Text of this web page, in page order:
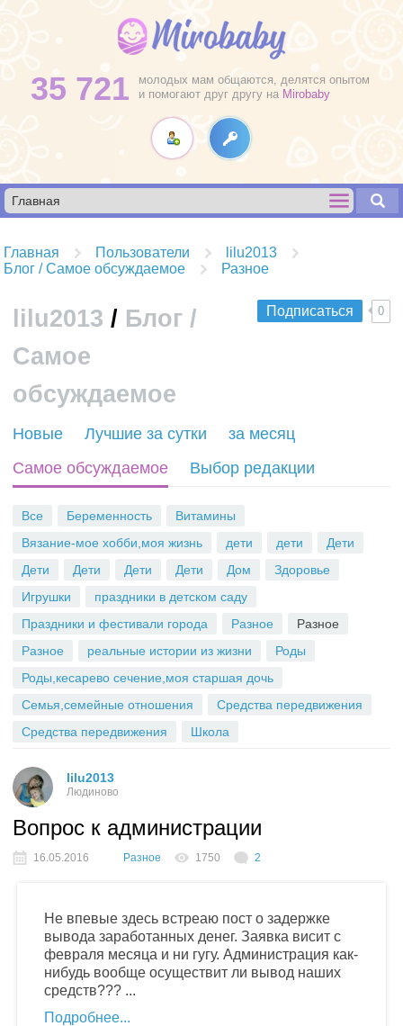
35 721
молодых мам общаются, делятся опытом
и помогают друг другу на Mirobaby
Главная Пользователи
lilu2013
Блог / Самое обсуждаемое
Разное
Подписаться 0
lilu2013 / Блог /
Самое
обсуждаемое
S
S
Новые Лучшие за сутки
за месяц
Самое обсуждаемое
Выбор редакции
Все Беременность
Витамины
Вязание-мое хобби,моя жизнь
дети дети
Дети
Дети
Дети Дети Дети Дом
Здоровье
Игрушки
праздники в детском саду
Праздники и фестивали города
Разное
Разное
Разное
реальные истории из жизни
Роды
Роды,кесарево сечение,моя старшая дочь
Семья,семейные отношения
Средства передвижения
Средства передвижения
Школа
lilu2013
Людиново
Вопрос к администрации
16.05.2016 Разное 1750 2
Не впевые здесь встреаю пост о задержке
вывода заработанных денег. Заявка висит с
февраля месяца и ни гугу. Администрация как-
нибудь вообще осуществит ли вывод наших
средств??? ...
Подробнее